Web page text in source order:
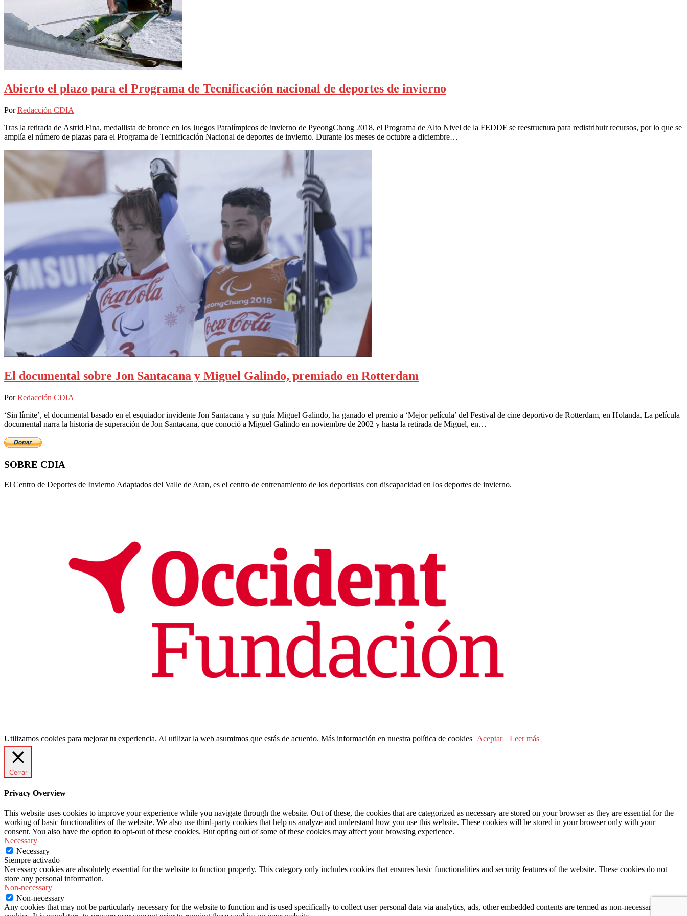
Abierto el plazo para el Programa de Tecnificación nacional de deportes de invierno
Por Redacción CDIA
Tras la retirada de Astrid Fina, medallista de bronce en los Juegos Paralímpicos de invierno de PyeongChang 2018, el Programa de Alto Nivel de la FEDDF se reestructura para redistribuir recursos, por lo que se
amplía el número de plazas para el Programa de Tecnificación Nacional de deportes de invierno. Durante los meses de octubre a diciembre…
El documental sobre Jon Santacana y Miguel Galindo, premiado en Rotterdam
Por Redacción CDIA
‘Sin límite’, el documental basado en el esquiador invidente Jon Santacana y su guía Miguel Galindo, ha ganado el premio a ‘Mejor película’ del Festival de cine deportivo de Rotterdam, en Holanda. La película
documental narra la historia de superación de Jon Santacana, que conoció a Miguel Galindo en noviembre de 2002 y hasta la retirada de Miguel, en…
SOBRE CDIA
El Centro de Deportes de Invierno Adaptados del Valle de Aran, es el centro de entrenamiento de los deportistas con discapacidad en los deportes de invierno.
Utilizamos cookies para mejorar tu experiencia. Al utilizar la web asumimos que estás de acuerdo. Más información en nuestra política de cookies Aceptar Leer más
Cerrar
Privacy Overview
This website uses cookies to improve your experience while you navigate through the website. Out of these, the cookies that are categorized as necessary are stored on your browser as they are essential for the
working of basic functionalities of the website. We also use third-party cookies that help us analyze and understand how you use this website. These cookies will be stored in your browser only with your
consent. You also have the option to opt-out of these cookies. But opting out of some of these cookies may affect your browsing experience.
Necessary
Necessary
Siempre activado
Necessary cookies are absolutely essential for the website to function properly. This category only includes cookies that ensures basic functionalities and security features of the website. These cookies do not
store any personal information.
Non-necessary
Non-necessary
Any cookies that may not be particularly necessary for the website to function and is used specifically to collect user personal data via analytics, ads, other embedded contents are termed as non-necessary